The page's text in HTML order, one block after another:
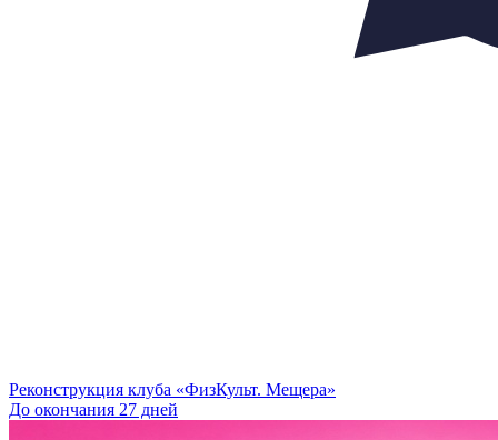
Реконструкция клуба «ФизКульт. Мещера»
До окончания 27 дней